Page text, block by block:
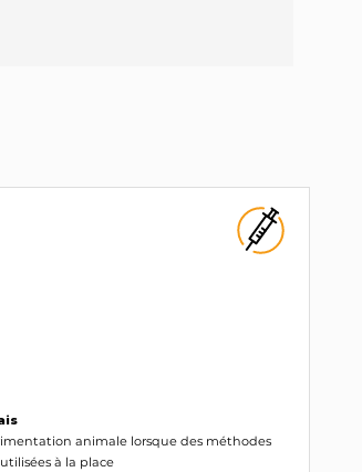
animale lorsque des méthodes
à la place